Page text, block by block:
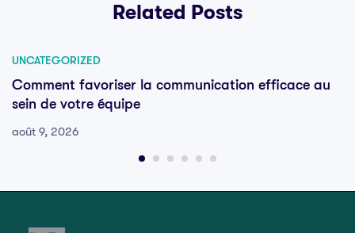
Related Posts
UNCATEGORIZED
Comment favoriser la communication efficace au
sein de votre équipe
août 9, 2026